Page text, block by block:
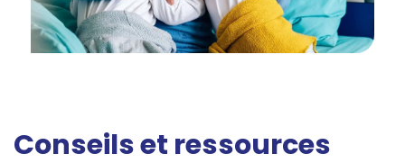
Conseils et ressources